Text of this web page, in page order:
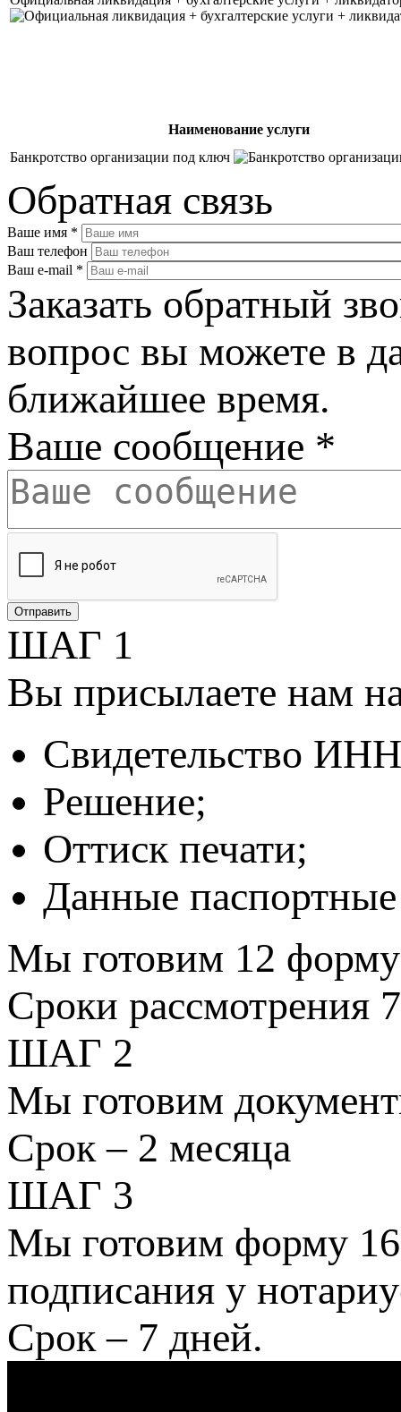
Наименование услуги
Банкротство организации под ключ
Обратная связь
Ваше имя *
Ваш телефон
Ваш e-mail *
Заказать обратный
вопрос вы можете в
ближайшее время.
Ваше сообщение *
ШАГ 1
Вы присылаете нам
Свидетельство
Решение;
Оттиск печати;
Данные паспортные
Мы готовим 12
Сроки рассмотрения
ШАГ 2
Мы готовим
Срок – 2 месяца
ШАГ 3
Мы готовим форму 16
подписания у
Срок – 7 дней.